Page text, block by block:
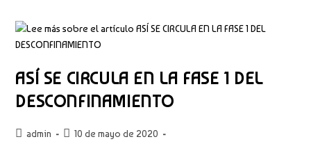
ASÍ SE CIRCULA EN LA FASE 1 DEL
DESCONFINAMIENTO
Autoradmin
Publicación
10 de mayo de 2020